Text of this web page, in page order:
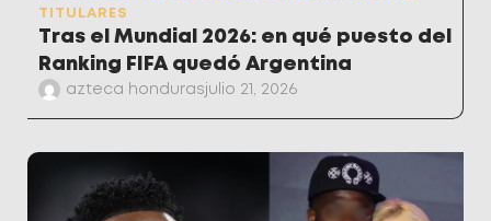
TITULARES
Tras el Mundial 2026: en qué puesto del
Ranking FIFA quedó Argentina
azteca hondurasjulio 21, 2026